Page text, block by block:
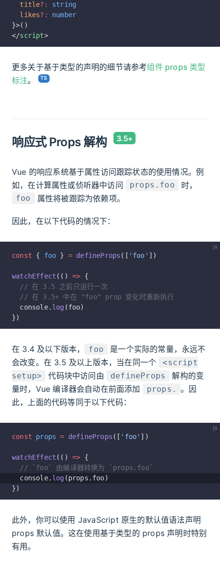
  title
?:
string
  likes
?:
number
}>()
</script>
更多关于基于类型的声明的细节请参考组件 props 类型
标注。
响应式 Props 解构
Vue 的响应系统基于属性访问跟踪状态的使用情况。例
如，在计算属性或侦听器中访问
props.foo 时，
foo 属性将被跟踪为依赖项。
因此，在以下代码的情况下：
js
const { foo } = defineProps ([ 'foo' ])
watchEffect (() => {
  // 在 3.5 之前只运行一次
  // 在 3.5+ 中在 "foo" prop 变化时重新执行
  console.
log (foo)
})
在 3.4 及以下版本， foo
是一个实际的常量，永远不
会改变。在 3.5 及以上版本，当在同一个
<script
setup>
代码块中访问由 defineProps
解构的变
量时，Vue 编译器会自动在前面添加
props.
。因
此，上面的代码等同于以下代码：
js
const props = defineProps ([ 'foo' ])
watchEffect (() => {
  // `foo` 由编译器转换为 `props.foo`
  console.
log (props.foo)
})
此外，你可以使用 JavaScript 原生的默认值语法声明
props 默认值。这在使用基于类型的 props 声明时特别
有用。